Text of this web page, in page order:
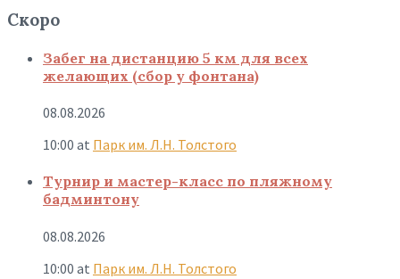
Скоро
Забег на дистанцию 5 км для всех
желающих (сбор у фонтана)
08.08.2026
10:00 at Парк им. Л.Н. Толстого
Турнир и мастер-класс по пляжному
бадминтону
08.08.2026
10:00 at Парк им. Л.Н. Толстого